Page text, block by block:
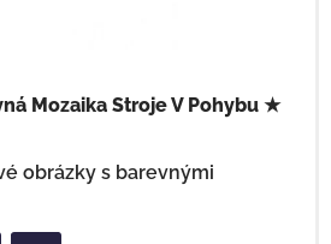
Mozaika Stroje V Pohybu ★
obrázky s barevnými